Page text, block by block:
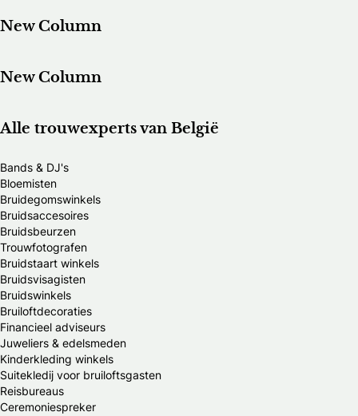
New Column
New Column
Alle trouwexperts van België
Bands & DJ's
Bloemisten
Bruidegomswinkels
Bruidsaccesoires
Bruidsbeurzen
Trouwfotografen
Bruidstaart winkels
Bruidsvisagisten
Bruidswinkels
Bruiloftdecoraties
Financieel adviseurs
Juweliers & edelsmeden
Kinderkleding winkels
Suitekledij voor bruiloftsgasten
Reisbureaus
Ceremoniespreker